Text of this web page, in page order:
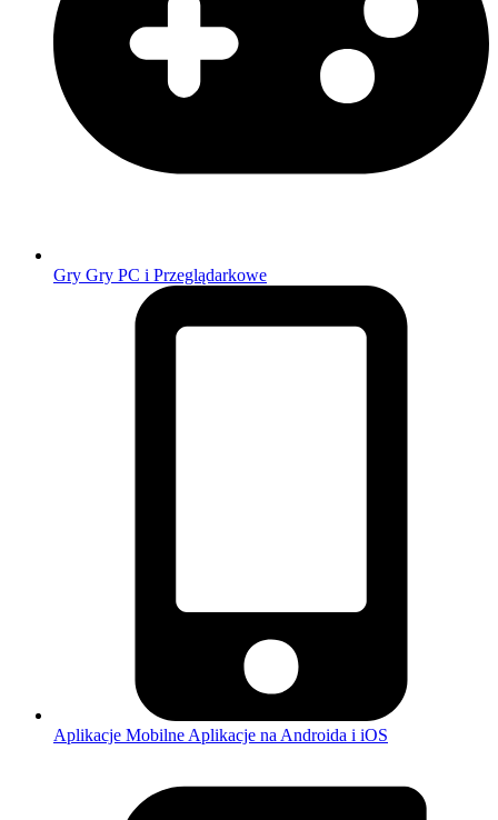
Gry Gry PC i Przeglądarkowe
Aplikacje Mobilne Aplikacje na Androida i iOS